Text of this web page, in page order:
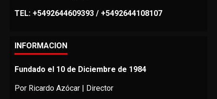
TEL: +5492644609393 / +5492644108107
INFORMACION
Fundado el 10 de Diciembre de 1984
Por Ricardo Azócar | Director